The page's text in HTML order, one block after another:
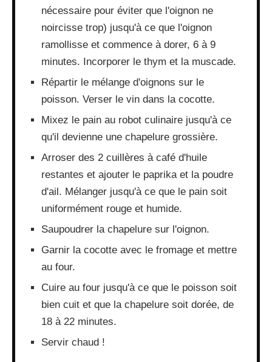
nécessaire pour éviter que l'oignon ne
noircisse trop) jusqu'à ce que l'oignon
ramollisse et commence à dorer, 6 à 9
minutes. Incorporer le thym et la muscade.
Répartir le mélange d'oignons sur le
poisson. Verser le vin dans la cocotte.
Mixez le pain au robot culinaire jusqu'à ce
qu'il devienne une chapelure grossière.
Arroser des 2 cuillères à café d'huile
restantes et ajouter le paprika et la poudre
d'ail. Mélanger jusqu'à ce que le pain soit
uniformément rouge et humide.
Saupoudrer la chapelure sur l'oignon.
Garnir la cocotte avec le fromage et mettre
au four.
Cuire au four jusqu'à ce que le poisson soit
bien cuit et que la chapelure soit dorée, de
18 à 22 minutes.
Servir chaud !